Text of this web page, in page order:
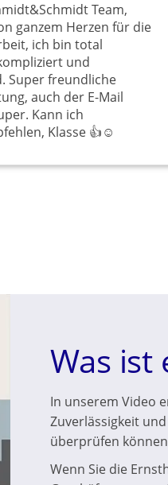
Team,
ganzem Herzen für die
ich bin total
und
Super freundliche
auch der E-Mail
Kann ich
Klasse 👍☺️
Was ist
In unserem Video
Zuverlässigkeit
überprüfen
Wenn Sie die